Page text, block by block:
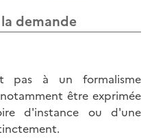
demande
pas à un formalisme
être exprimée
d'instance ou d'une